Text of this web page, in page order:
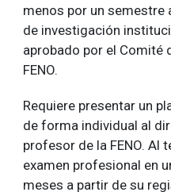
menos por un semestre
de investigación
aprobado por el Comité
FENO.
Requiere presentar un
de forma individual al
profesor de la FENO. Al
examen profesional en
meses a partir de su